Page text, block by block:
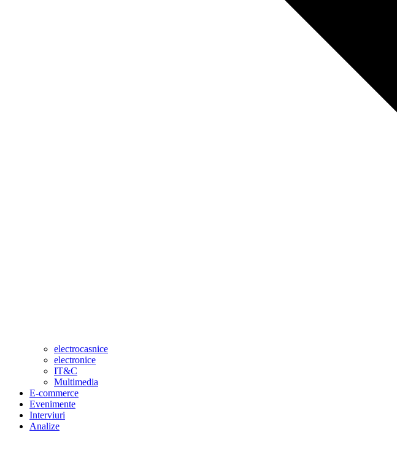
electrocasnice
electronice
IT&C
Multimedia
E-commerce
Evenimente
Interviuri
Analize